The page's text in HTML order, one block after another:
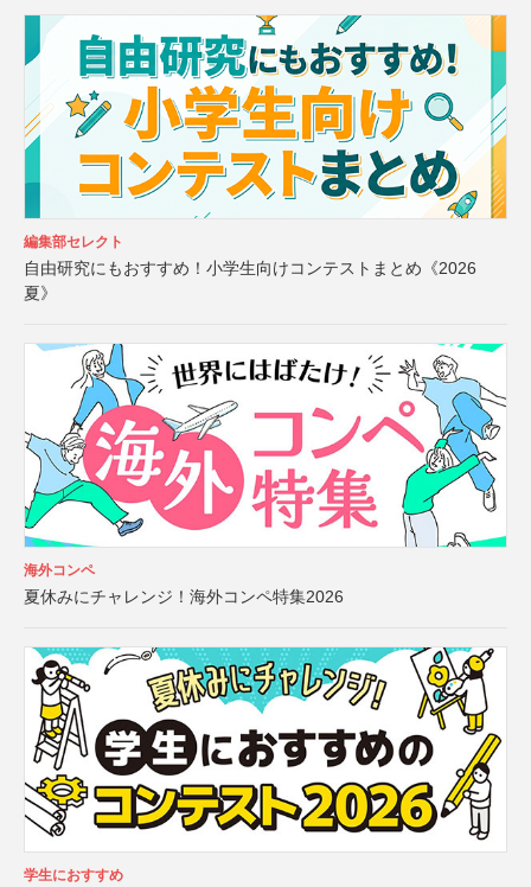
編集部セレクト
自由研究にもおすすめ！小学生向けコンテストまとめ《2026
夏》
海外コンペ
夏休みにチャレンジ！海外コンペ特集2026
学生におすすめ